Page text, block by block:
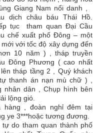
Giang Nam nổi danh ,
dịch châu báu Thái Hồ.
tục tham quan Đại Cầu
chế xuất phố Đông – một
với tốc độ xây dựng đến
10 năm ) , tháp truyền
Ðông Phương ( cao nhất
tháp tầng 2 , Quý khách
thanh án nạn mù chữ ) ,
nhân dân , Chụp hình bên
lộng gió.
hàng , đoàn nghỉ đêm tại
ye 3***hoặc tương đương.
tự do tham quan thành phố